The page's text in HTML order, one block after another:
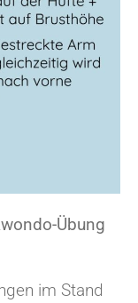
Übung
im Stand